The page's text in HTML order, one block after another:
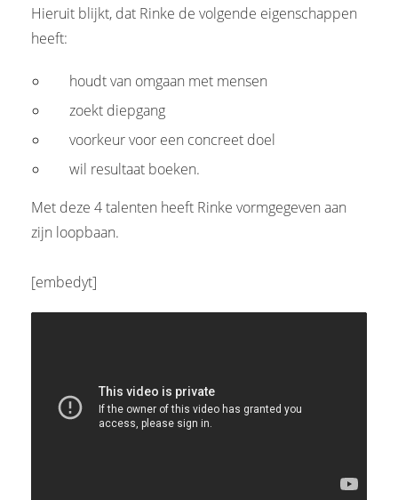
Hieruit blijkt, dat Rinke de volgende eigenschappen
heeft:
houdt van omgaan met mensen
zoekt diepgang
voorkeur voor een concreet doel
wil resultaat boeken.
Met deze 4 talenten heeft Rinke vormgegeven aan
zijn loopbaan.
[embedyt]